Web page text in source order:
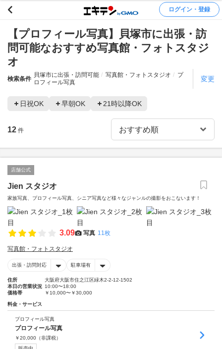
ログイン・登録
【プロフィール写真】貝塚市に出張・訪
問可能なおすすめ写真館・フォトスタジ
オ
検索条件
貝塚市に出張・訪問可能 写真館・フォトスタジオ
プ
ロフィール写真
変更
日祝OK 早朝OK 21時以降OK
12 件
店舗公式
Jien スタジオ
家族写真、プロフィール写真、シニア写真など様々なジャンルの撮影をおこないます！
3.09 写真 11枚
写真館・フォトスタジオ
出張・訪問対応 駐車場有
住所
大阪府大阪市住之江区緑木2-2-12-1502
本日の営業状況 10:00〜18:00
価格帯
￥10,000〜￥30,000
料金・サービス
プロフィール写真
プロフィール写真
￥20,000 （非課税）